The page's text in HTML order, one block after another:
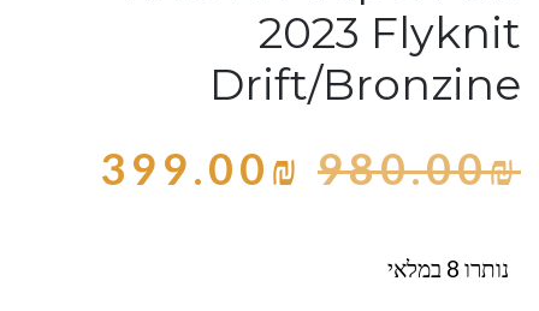
2023 Flyknit
Drift/Bronzine
980.00₪
399.00₪
נותרו 8 במלאי